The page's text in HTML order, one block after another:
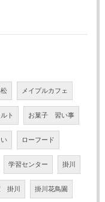
メイプルカフェ
ト お菓子 習い事
ローフード
学習センター 掛川
掛川 掛川花鳥園